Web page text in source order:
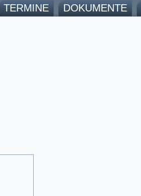
TERMINE DOKUMENTE